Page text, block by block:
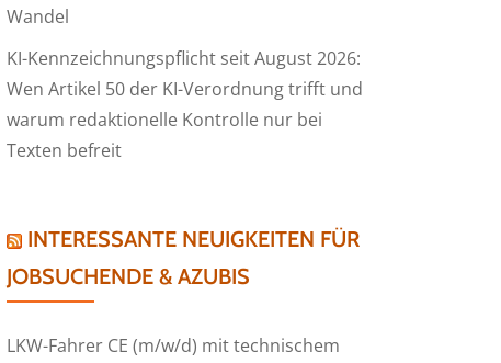
Wandel
KI-Kennzeichnungspflicht seit August 2026:
Wen Artikel 50 der KI-Verordnung trifft und
warum redaktionelle Kontrolle nur bei
Texten befreit
INTERESSANTE NEUIGKEITEN FÜR
JOBSUCHENDE & AZUBIS
LKW-Fahrer CE (m/w/d) mit technischem